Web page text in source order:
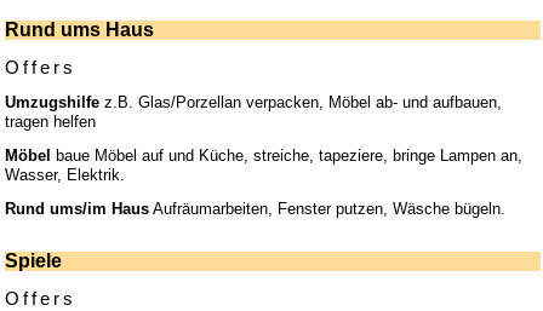
Rund ums Haus
Offers
Umzugshilfe z.B. Glas/Porzellan verpacken, Möbel ab- und aufbauen,
tragen helfen
Möbel
baue Möbel auf und Küche, streiche, tapeziere, bringe Lampen an,
Wasser, Elektrik.
Rund ums/im Haus Aufräumarbeiten, Fenster putzen, Wäsche bügeln.
Spiele
Offers